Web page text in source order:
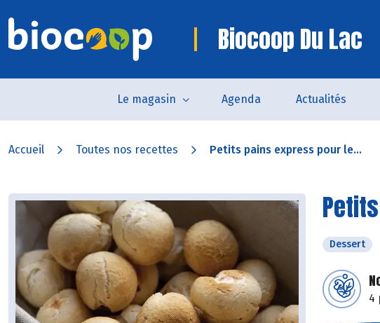
Biocoop Du Lac
Le magasin Agenda Actualités
Accueil Toutes nos recettes Petits pains express pour le...
Dessert
4